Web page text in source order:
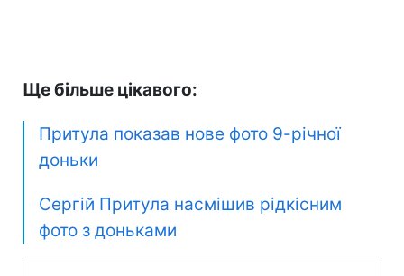
Ще більше цікавого:
Притула показав нове фото 9-річної
доньки
Сергій Притула насмішив рідкісним
фото з доньками